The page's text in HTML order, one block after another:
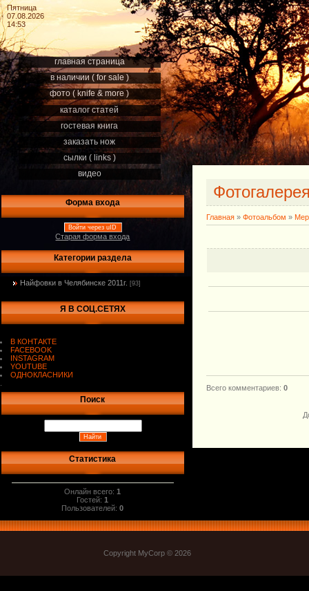
Пятница
07.08.2026
14:53
главная страница
в наличии ( for sale )
фото ( knife & more )
каталог статей
гостевая книга
заказать нож
сылки ( links )
видео
Форма входа
Войти через uID
Старая форма входа
Категории раздела
Найфовки в Челябинске 2011г. [93]
Я В СОЦ.СЕТЯХ
В КОНТАКТЕ
FACEBOOK
INSTAGRAM
YOUTUBE
ОДНОКЛАСНИКИ
Поиск
Статистика
Онлайн всего:1
Гостей:1
Пользователей:0
Главная » Фотоальбом »
Всего комментариев: 0
Copyright MyCorp © 2026